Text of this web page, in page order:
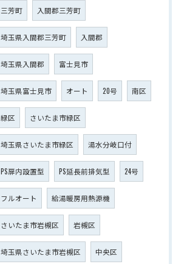
三芳町 入間郡三芳町
埼玉県入間郡三芳町 入間郡
埼玉県入間郡 富士見市
埼玉県富士見市 オート 20号 南区
緑区 さいたま市緑区
埼玉県さいたま市緑区 湯水分岐口付
PS扉内設置型 PS延長前排気型 24号
フルオート 給湯暖房用熱源機
さいたま市岩槻区 岩槻区
埼玉県さいたま市岩槻区 中央区